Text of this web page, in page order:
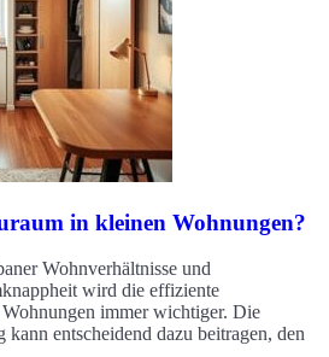
in kleinen Wohnungen?
Wohnverhältnisse und
wird die effiziente
immer wichtiger. Die
kann entscheidend dazu beitragen, den